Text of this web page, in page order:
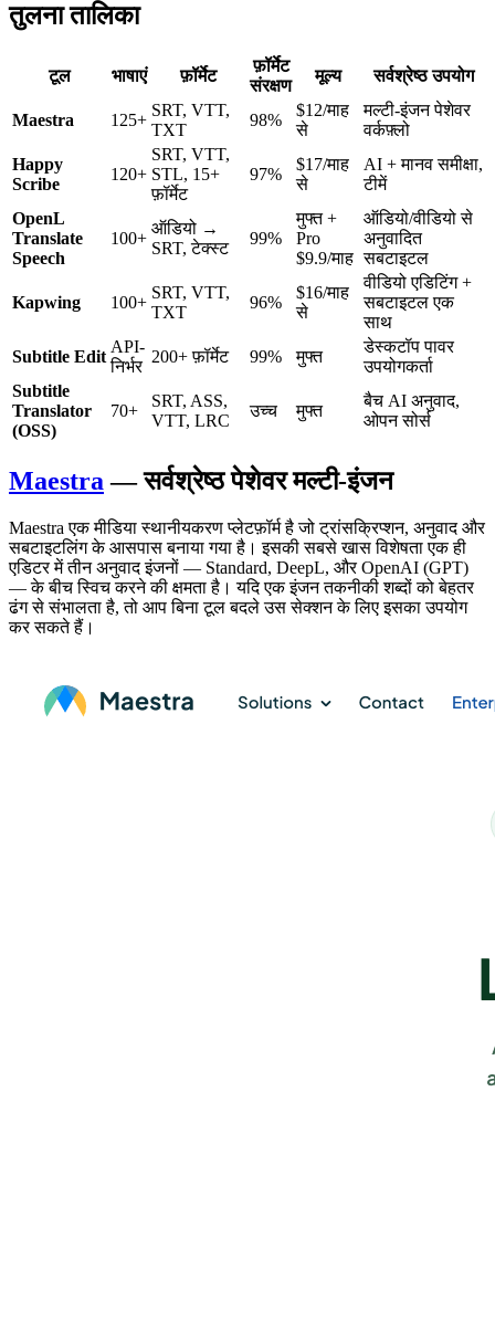
तुलना तालिका
टूल भाषाएं फ़ॉर्मेट
फ़ॉर्मेट
संरक्षण
मूल्य सर्वश्रेष्ठ उपयोग
Maestra 125+
SRT, VTT,
TXT
98%
$12/माह
से
मल्टी-इंजन पेशेवर
वर्कफ़्लो
Happy
Scribe
120+
SRT, VTT,
STL, 15+
फ़ॉर्मेट
97%
$17/माह
से
AI + मानव समीक्षा,
टीमें
OpenL
Translate
Speech
100+
ऑडियो →
SRT, टेक्स्ट
99%
मुफ्त +
Pro
$9.9/माह
ऑडियो/वीडियो से
अनुवादित
सबटाइटल
Kapwing 100+
SRT, VTT,
TXT
96%
$16/माह
से
वीडियो एडिटिंग +
सबटाइटल एक
साथ
Subtitle Edit
API-
निर्भर
200+ फ़ॉर्मेट 99% मुफ्त
डेस्कटॉप पावर
उपयोगकर्ता
Subtitle
Translator
(OSS)
70+
SRT, ASS,
VTT, LRC
उच्च मुफ्त
बैच AI अनुवाद,
ओपन सोर्स
Maestra — सर्वश्रेष्ठ पेशेवर मल्टी-इंजन
Maestra एक मीडिया स्थानीयकरण प्लेटफ़ॉर्म है जो ट्रांसक्रिप्शन, अनुवाद और
सबटाइटलिंग के आसपास बनाया गया है। इसकी सबसे खास विशेषता एक ही
एडिटर में तीन अनुवाद इंजनों — Standard, DeepL, और OpenAI (GPT)
— के बीच स्विच करने की क्षमता है। यदि एक इंजन तकनीकी शब्दों को बेहतर
ढंग से संभालता है, तो आप बिना टूल बदले उस सेक्शन के लिए इसका उपयोग
कर सकते हैं।